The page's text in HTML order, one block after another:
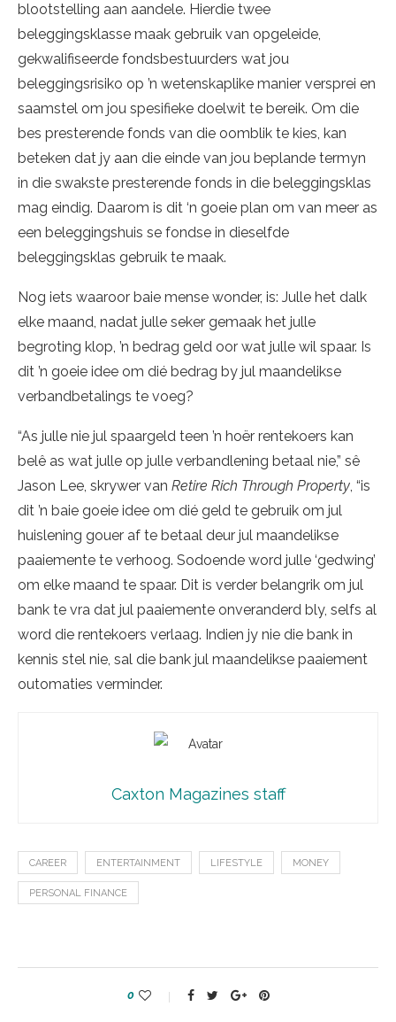
blootstelling aan aandele. Hierdie twee
beleggingsklasse maak gebruik van opgeleide,
gekwalifiseerde fondsbestuurders wat jou
beleggingsrisiko op ’n wetenskaplike manier versprei en
saamstel om jou spesifieke doelwit te bereik. Om die
bes presterende fonds van die oomblik te kies, kan
beteken dat jy aan die einde van jou beplande termyn
in die swakste presterende fonds in die beleggingsklas
mag eindig. Daarom is dit ‘n goeie plan om van meer as
een beleggingshuis se fondse in dieselfde
beleggingsklas gebruik te maak.
Nog iets waaroor baie mense wonder, is: Julle het dalk
elke maand, nadat julle seker gemaak het julle
begroting klop, ’n bedrag geld oor wat julle wil spaar. Is
dit ’n goeie idee om dié bedrag by jul maandelikse
verbandbetalings te voeg?
“As julle nie jul spaargeld teen ’n hoër rentekoers kan
belê as wat julle op julle verbandlening betaal nie,” sê
Jason Lee, skrywer van Retire Rich Through Property, “is
dit ’n baie goeie idee om dié geld te gebruik om jul
huislening gouer af te betaal deur jul maandelikse
paaiemente te verhoog. Sodoende word julle ‘gedwing’
om elke maand te spaar. Dit is verder belangrik om jul
bank te vra dat jul paaiemente onveranderd bly, selfs al
word die rentekoers verlaag. Indien jy nie die bank in
kennis stel nie, sal die bank jul maandelikse paaiement
outomaties verminder.
Caxton Magazines staff
CAREER ENTERTAINMENT LIFESTYLE MONEY
PERSONAL FINANCE
0